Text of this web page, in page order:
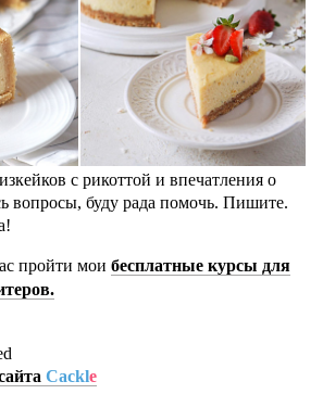
с рикоттой и впечатления о
вопросы, буду рада помочь. Пишите.
пройти мои бесплатные курсы для
Cackle